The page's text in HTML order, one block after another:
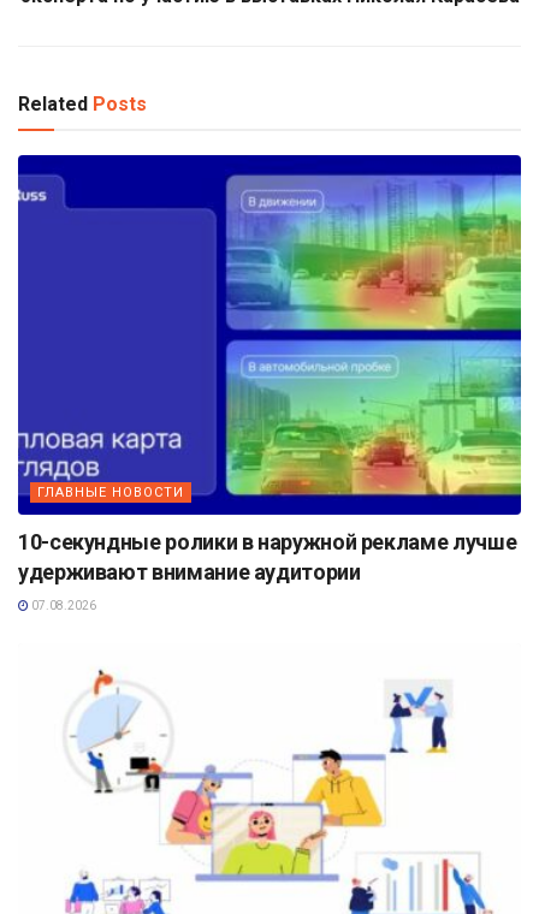
Related Posts
ГЛАВНЫЕ НОВОСТИ
10-секундные ролики в наружной рекламе лучше
удерживают внимание аудитории
07.08.2026